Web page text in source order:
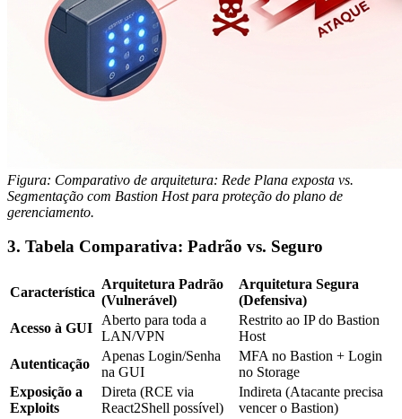
Figura: Comparativo de arquitetura: Rede Plana exposta vs.
Segmentação com Bastion Host para proteção do plano de
gerenciamento.
3. Tabela Comparativa: Padrão vs. Seguro
Característica
Arquitetura Padrão
(Vulnerável)
Arquitetura Segura
(Defensiva)
Acesso à GUI
Aberto para toda a
LAN/VPN
Restrito ao IP do Bastion
Host
Autenticação
Apenas Login/Senha
na GUI
MFA no Bastion + Login
no Storage
Exposição a
Exploits
Direta (RCE via
React2Shell possível)
Indireta (Atacante precisa
vencer o Bastion)